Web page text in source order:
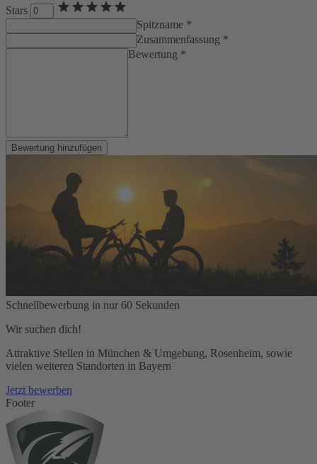
Stars
Spitzname *
Zusammenfassung *
Bewertung *
Bewertung hinzufügen
Schnellbewerbung in nur 60 Sekunden
Wir suchen dich!
Attraktive Stellen in München & Umgebung, Rosenheim, sowie
vielen weiteren Standorten in Bayern
Jetzt bewerben
Footer